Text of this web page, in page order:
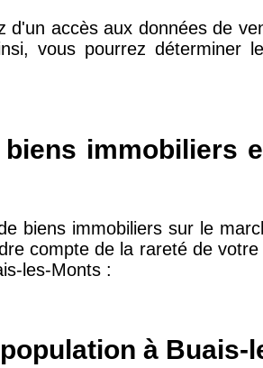
2 453 €
d'un accès aux données de
vous pourrez déterminer
immobiliers
biens immobiliers sur le
compte de la rareté de
les-Monts :
à Buais-